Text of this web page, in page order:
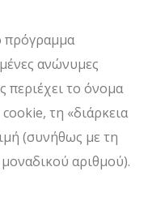
πρόγραμμα
ανώνυμες
το όνομα
τη «διάρκεια
(συνήθως με τη
αριθμού).